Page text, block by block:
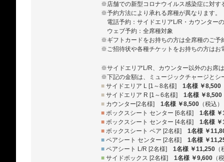
※店舗での新型コロナウイルス感染症に対す
※予約方法により承れる席種が異なります。
電話予約：サイドエリアL/R・カウンター
ウェブ予約：全席種対象
※ギフトカードをお持ちの方は全席種のご予
※ご招待状や各種チケットをお持ちの方はお
※サイドエリアL/R、カウンター以外のお席
※下記の金額は、ミュージックチャージとシ
■ サイドエリア L [1～8名様] 1名様 ￥8,500
■ サイドエリア R [1～6名様] 1名様 ￥8,500
■ カウンター[2名様] 1名様 ￥8,500 （税込）
■ ボックスシート センター [6名様] 1名様
■ ボックスシート センター [4名様] 1名様
■ ボックスシート ペア [2名様] 1名様 ￥
■ ペアシート センター [2名様] 1名様 ￥
■ ペアシート L/R [2名様] 1名様 ￥11,250
■ サイドボックス [2名様] 1名様 ￥9,600 （